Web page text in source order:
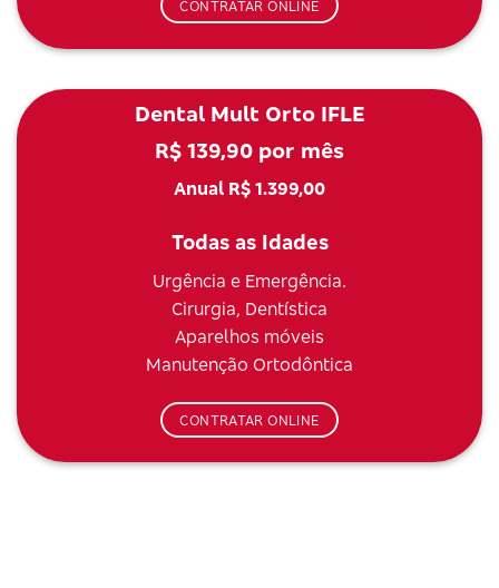
CONTRATAR ONLINE
Dental Mult Orto IFLE
R$ 139,90 por mês
Anual R$ 1.399,00
Todas as Idades
Urgência e Emergência.
Cirurgia, Dentística
Aparelhos móveis
Manutenção Ortodôntica
CONTRATAR ONLINE